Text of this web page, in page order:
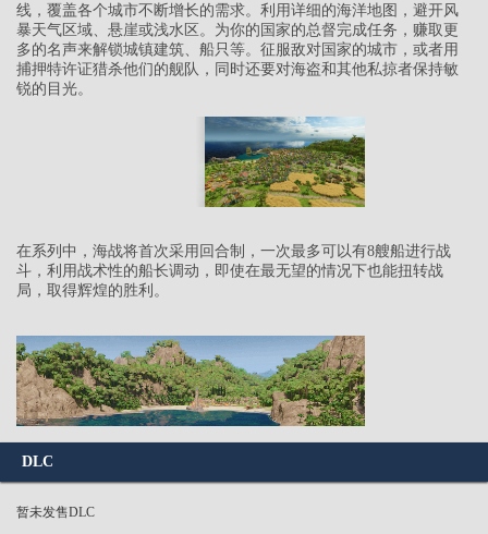
线，覆盖各个城市不断增长的需求。利用详细的海洋地图，避开风
暴天气区域、悬崖或浅水区。为你的国家的总督完成任务，赚取更
多的名声来解锁城镇建筑、船只等。征服敌对国家的城市，或者用
捕押特许证猎杀他们的舰队，同时还要对海盗和其他私掠者保持敏
锐的目光。
在系列中，海战将首次采用回合制，一次最多可以有8艘船进行战
斗，利用战术性的船长调动，即使在最无望的情况下也能扭转战
局，取得辉煌的胜利。
DLC
暂未发售DLC